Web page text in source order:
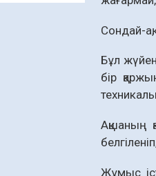
Сондай-
Бұл
бір
Ақшаның
Жұмыс